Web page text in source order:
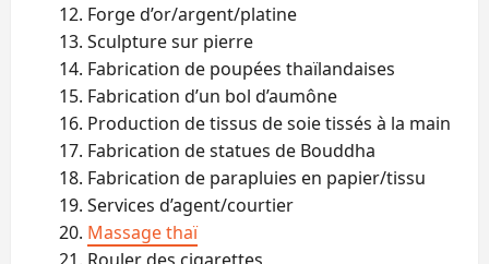
12. Forge d’or/argent/platine
13. Sculpture sur pierre
14. Fabrication de poupées thaïlandaises
15. Fabrication d’un bol d’aumône
16. Production de tissus de soie tissés à la main
17. Fabrication de statues de Bouddha
18. Fabrication de parapluies en papier/tissu
19. Services d’agent/courtier
20. Massage thaï
21. Rouler des cigarettes